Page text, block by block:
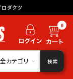
ダクツ
0
全カテゴリ 検索